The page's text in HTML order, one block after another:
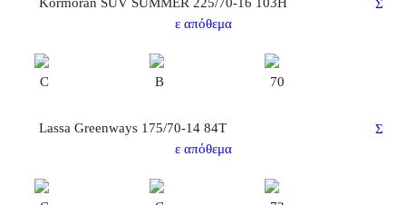
Σ
ε απόθεμα
C B 70
Lassa Greenways 175/70-14 84T
Σ
ε απόθεμα